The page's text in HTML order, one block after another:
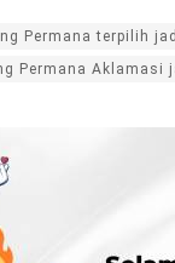
Permana terpilih
Permana Aklamasi